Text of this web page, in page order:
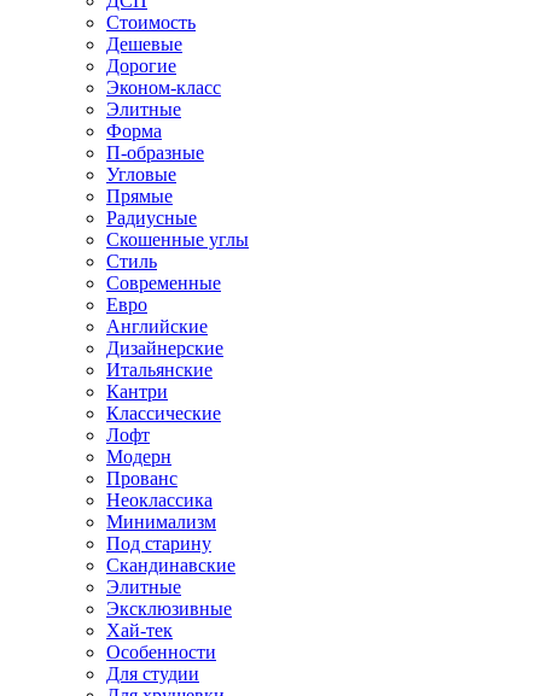
Стоимость
Дешевые
Дорогие
Эконом-класс
Элитные
Форма
П-образные
Угловые
Прямые
Радиусные
Скошенные углы
Стиль
Современные
Евро
Английские
Дизайнерские
Итальянские
Кантри
Классические
Лофт
Модерн
Прованс
Неоклассика
Минимализм
Под старину
Скандинавские
Элитные
Эксклюзивные
Хай-тек
Особенности
Для студии